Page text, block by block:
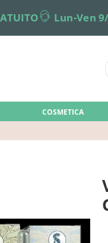
online-support Lun-Ven
COSMETICA